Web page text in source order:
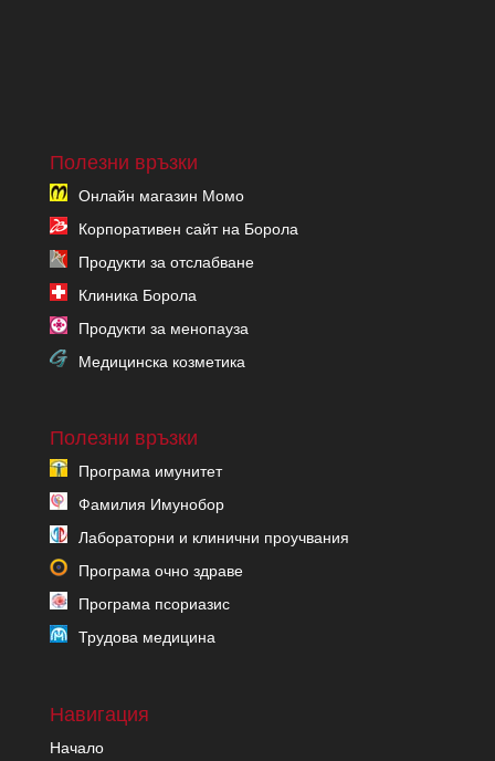
Полезни връзки
Онлайн магазин Момо
Корпоративен сайт на Борола
Продукти за отслабване
Клиника Борола
Продукти за менопауза
Медицинска козметика
Полезни връзки
Програма имунитет
Фамилия Имунобор
Лабораторни и клинични проучвания
Програма очно здраве
Програма псориазис
Трудова медицина
Навигация
Начало